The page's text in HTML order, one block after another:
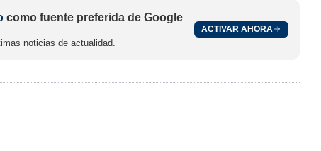
como fuente preferida de Google
noticias de actualidad.
ACTIVAR AHORA